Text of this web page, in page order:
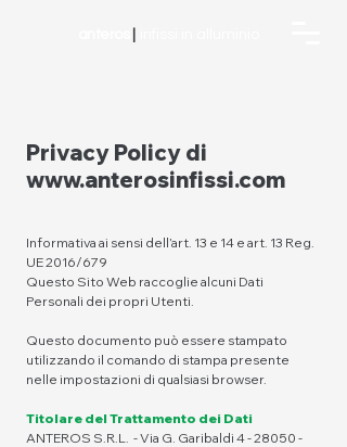
Privacy Policy di
www.anterosinfissi.com
Informativa ai sensi dell’art. 13 e 14 e art. 13 Reg.
UE 2016/679
Questo Sito Web raccoglie alcuni Dati
Personali dei propri Utenti.
Questo documento può essere stampato
utilizzando il comando di stampa presente
nelle impostazioni di qualsiasi browser.
Titolare del Trattamento dei Dati
ANTEROS S.R.L. - Via G. Garibaldi 4 - 28050 -